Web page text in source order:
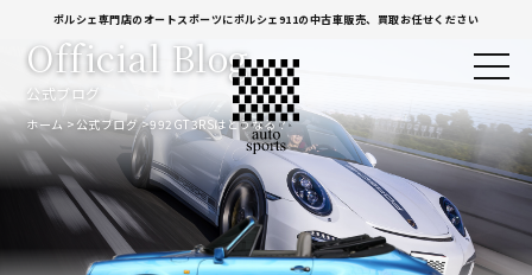
ポルシェ専門店のオートスポーツにポルシェ911の中古車販売、買取お任せください
公式ブログ
Official Blog
ホーム 公式ブログ 992GT3RSはどうなる？